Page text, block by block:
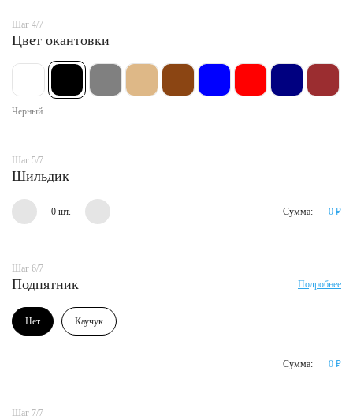
Шаг 4/7
Цвет окантовки
Черный
Шаг 5/7
Шильдик
0 шт. Сумма: 0 ₽
Шаг 6/7
Подпятник Подробнее
Нет Каучук
Сумма: 0 ₽
Шаг 7/7